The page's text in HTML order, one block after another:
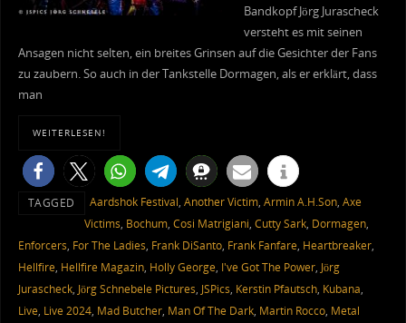
Bandkopf Jörg Jurascheck
versteht es mit seinen
Ansagen nicht selten, ein breites Grinsen auf die Gesichter der Fans
zu zaubern. So auch in der Tankstelle Dormagen, als er erklärt, dass
man
WEITERLESEN!
TAGGED Aardshok Festival, Another Victim, Armin A.H.Son, Axe
Victims, Bochum, Cosi Matrigiani, Cutty Sark, Dormagen,
Enforcers, For The Ladies, Frank DiSanto, Frank Fanfare, Heartbreaker,
Hellfire, Hellfire Magazin, Holly George, I've Got The Power, Jörg
Jurascheck, Jörg Schnebele Pictures, JSPics, Kerstin Pfautsch, Kubana,
Live, Live 2024, Mad Butcher, Man Of The Dark, Martin Rocco, Metal